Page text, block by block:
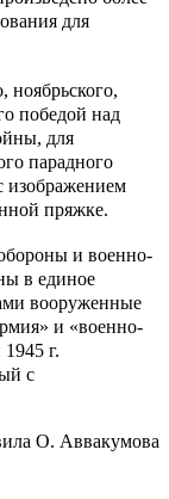
для
ноябрьского,
победой над
для
парадного
изображением
пряжке.
и военно-
в единое
вооруженные
и «военно-
г.
с
О. Аввакумова